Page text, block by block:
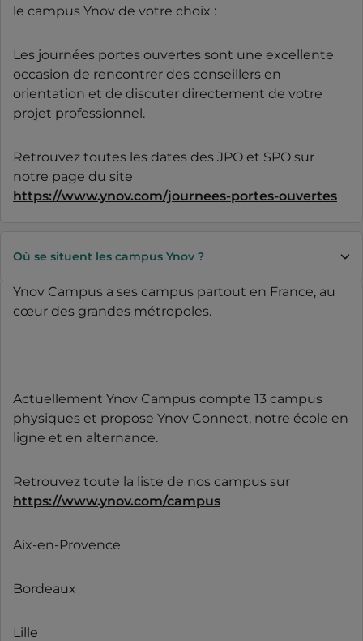
le campus Ynov de votre choix :
Les journées portes ouvertes sont une excellente
occasion de rencontrer des conseillers en
orientation et de discuter directement de votre
projet professionnel.
Retrouvez toutes les dates des JPO et SPO sur
notre page du site
https://www.ynov.com/journees-portes-ouvertes
Où se situent les campus Ynov ?
Ynov Campus a ses campus partout en France, au
cœur des grandes métropoles.
Actuellement Ynov Campus compte 13 campus
physiques et propose Ynov Connect, notre école en
ligne et en alternance.
Retrouvez toute la liste de nos campus sur
https://www.ynov.com/campus
Aix-en-Provence
Bordeaux
Lille